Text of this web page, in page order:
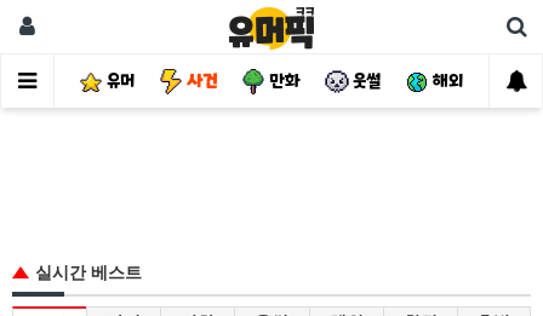
유머 사건 만화 웃썰 해외 핫
실시간 베스트